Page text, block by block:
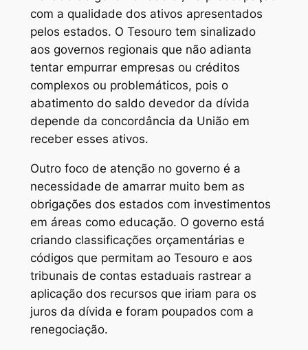
com a qualidade dos ativos apresentados
pelos estados. O Tesouro tem sinalizado
aos governos regionais que não adianta
tentar empurrar empresas ou créditos
complexos ou problemáticos, pois o
abatimento do saldo devedor da dívida
depende da concordância da União em
receber esses ativos.
Outro foco de atenção no governo é a
necessidade de amarrar muito bem as
obrigações dos estados com investimentos
em áreas como educação. O governo está
criando classificações orçamentárias e
códigos que permitam ao Tesouro e aos
tribunais de contas estaduais rastrear a
aplicação dos recursos que iriam para os
juros da dívida e foram poupados com a
renegociação.